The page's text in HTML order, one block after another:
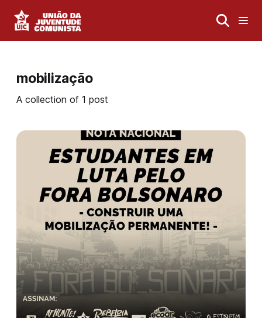
mobilização
A collection of 1 post